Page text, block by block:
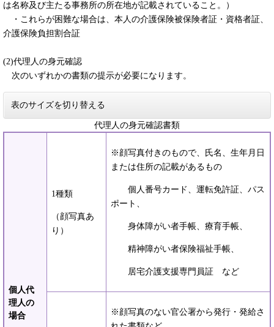
は名称及び主たる事務所の所在地が記載されていること。）
・これらが困難な場合は、本人の介護保険被保険者証・資格者証、
介護保険負担割合証
(2)代理人の身元確認
次のいずれかの書類の提示が必要になります。
表のサイズを切り替える
代理人の身元確認書類
個人代
理人の
場合
1種類
（顔写真あ
り）
※顔写真付きのもので、氏名、生年月日
または住所の記載があるもの
個人番号カード、運転免許証、パス
ポート、
身体障がい者手帳、療育手帳、
精神障がい者保険福祉手帳、
居宅介護支援専門員証 など
※顔写真のない官公署から発行・発給さ